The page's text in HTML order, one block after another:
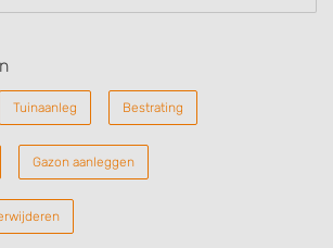
Tuinaanleg Bestrating
Gazon aanleggen